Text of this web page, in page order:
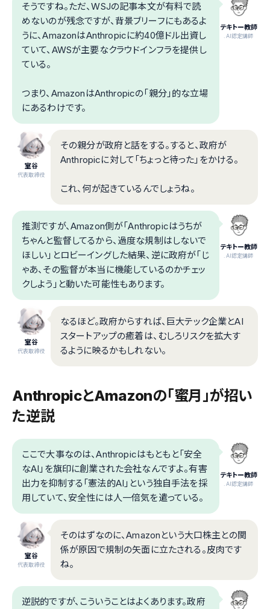
テキトー教師
.AI認定講師
そうですね。ただ、WSJの記事本文が有料で読
めないのが残念ですが、背景ブリーフにもあるよ
うに、AmazonはAnthropicに約40億ドル出資し
ていて、AWSが主要なクラウドインフラを提供し
ている。
つまり、AmazonはAnthropicの「親分」的な立場
にあるわけです。
室谷
代表取締役
その親分が政府と話をする。すると、政府が
Anthropicに対して「ちょっと待った」をかける。
これ、何が起きているんでしょうね。
テキトー教師
.AI認定講師
推測ですが、Amazon側が「Anthropicはうちが
ちゃんと監督してるから、過度な規制はしないで
ほしい」とロビーイングした結果、逆に政府が「じ
ゃあ、その監督が本当に機能しているのかチェッ
クしよう」と動いた可能性もあります。
室谷
代表取締役
なるほど。政府からすれば、巨大テック企業とAI
スタートアップの癒着は、むしろリスクを拡大す
るように映るかもしれない。
AnthropicとAmazonの「蜜月」が招い
た逆説
テキトー教師
.AI認定講師
ここで大事なのは、Anthropicはもともと「安全
なAI」を旗印に創業された会社なんですよ。有害
出力を抑制する「憲法的AI」という独自手法を採
用していて、安全性には人一倍気を遣っている。
室谷
代表取締役
そのはずなのに、Amazonという大口株主との関
係が原因で規制の矢面に立たされる。皮肉です
ね。
逆説的ですが、こういうことはよくあります。政府